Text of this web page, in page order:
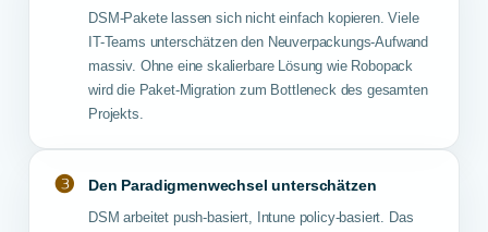
DSM-Pakete lassen sich nicht einfach kopieren. Viele
IT-Teams unterschätzen den Neuverpackungs-Aufwand
massiv. Ohne eine skalierbare Lösung wie Robopack
wird die Paket-Migration zum Bottleneck des gesamten
Projekts.
❸ Den Paradigmenwechsel unterschätzen
DSM arbeitet push-basiert, Intune policy-basiert. Das